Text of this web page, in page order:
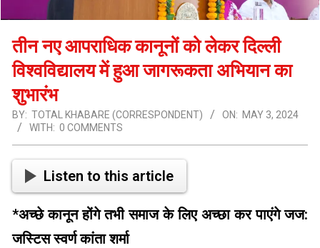
तीन नए आपराधिक कानूनों को लेकर दिल्ली
विश्वविद्यालय में हुआ जागरूकता अभियान का
शुभारंभ
BY: TOTAL KHABARE (CORRESPONDENT) ON: MAY 3, 2024
WITH: 0 COMMENTS
Listen to this article
*अच्छे कानून होंगे तभी समाज के लिए अच्छा कर पाएंगे जज:
जस्टिस स्वर्ण कांता शर्मा